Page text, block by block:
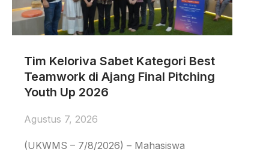
Tim Keloriva Sabet Kategori Best
Teamwork di Ajang Final Pitching
Youth Up 2026
Agustus 7, 2026
(UKWMS – 7/8/2026) – Mahasiswa